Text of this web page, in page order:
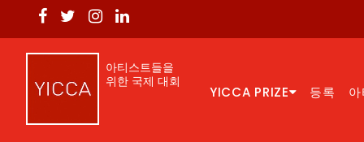
아티스트들을
위한 국제 대회
YICCA PRIZE 등록